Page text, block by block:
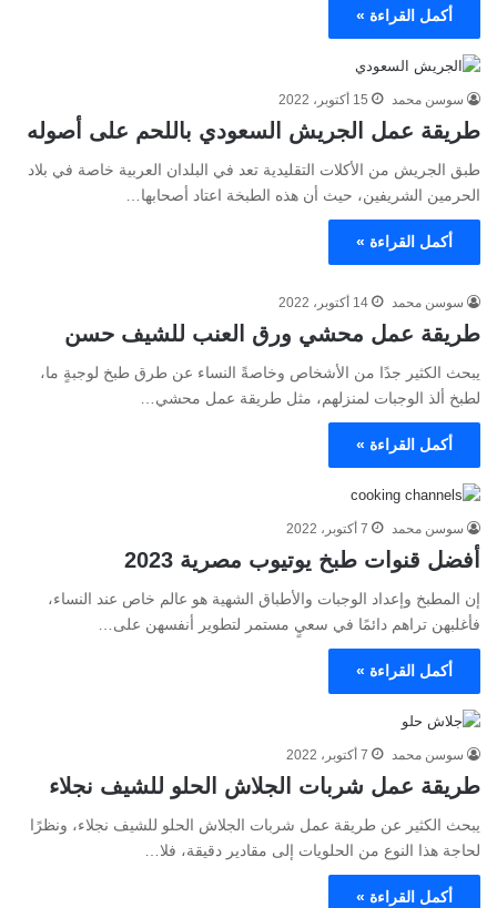
أكمل القراءة »
سوسن محمد 15 أكتوبر، 2022
طريقة عمل الجريش السعودي باللحم على أصوله
طبق الجريش من الأكلات التقليدية تعد في البلدان العربية خاصة في بلاد
الحرمين الشريفين، حيث أن هذه الطبخة اعتاد أصحابها…
أكمل القراءة »
سوسن محمد 14 أكتوبر، 2022
طريقة عمل محشي ورق العنب للشيف حسن
يبحث الكثير جدًا من الأشخاص وخاصةً النساء عن طرق طبخ لوجبةٍ ما،
لطبخ ألذ الوجبات لمنزلهم، مثل طريقة عمل محشي…
أكمل القراءة »
سوسن محمد 7 أكتوبر، 2022
أفضل قنوات طبخ يوتيوب مصرية 2023
إن المطبخ وإعداد الوجبات والأطباق الشهية هو عالم خاص عند النساء،
فأغلبهن تراهم دائمًا في سعيٍ مستمر لتطوير أنفسهن على…
أكمل القراءة »
سوسن محمد 7 أكتوبر، 2022
طريقة عمل شربات الجلاش الحلو للشيف نجلاء
يبحث الكثير عن طريقة عمل شربات الجلاش الحلو للشيف نجلاء، ونظرًا
لحاجة هذا النوع من الحلويات إلى مقادير دقيقة، فلا…
أكمل القراءة »